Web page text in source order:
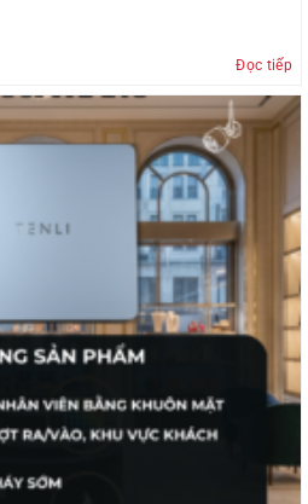
Đọc tiếp